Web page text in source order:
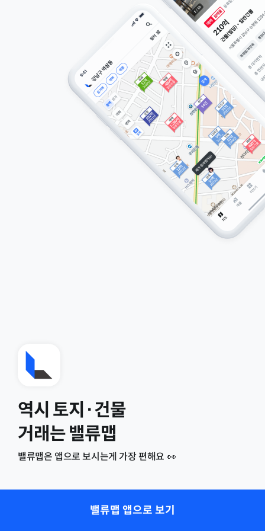
역시 토지·건물
거래는 밸류맵
밸류맵은 앱으로 보시는게 가장 편해요 👀
밸류맵 앱으로 보기